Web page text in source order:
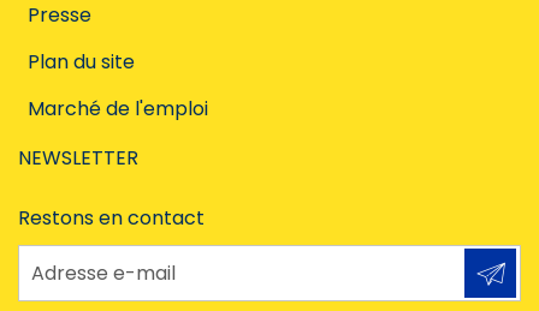
Presse
Plan du site
Marché de l'emploi
NEWSLETTER
Restons en contact
Adresse e-mail